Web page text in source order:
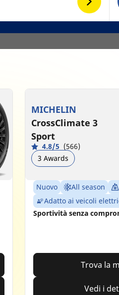
MICHELIN
CrossClimate 3
Sport
4.8/5 (566)
3 Awards
Nuovo All season
Adatto ai veicoli
Sportività senza
Trova la
Vedi i